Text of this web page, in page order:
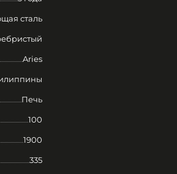
сталь
Aries
Печь
100
1900
335